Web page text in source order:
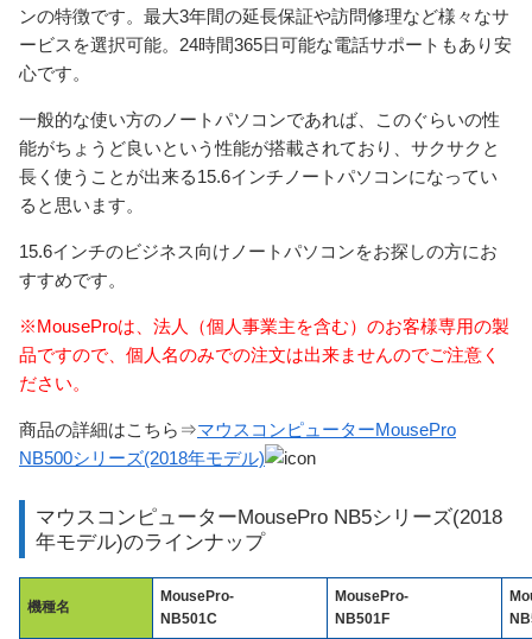
ンの特徴です。最大3年間の延長保証や訪問修理など様々なサ
ービスを選択可能。24時間365日可能な電話サポートもあり安
心です。
一般的な使い方のノートパソコンであれば、このぐらいの性
能がちょうど良いという性能が搭載されており、サクサクと
長く使うことが出来る15.6インチノートパソコンになってい
ると思います。
15.6インチのビジネス向けノートパソコンをお探しの方にお
すすめです。
※MouseProは、法人（個人事業主を含む）のお客様専用の製
品ですので、個人名のみでの注文は出来ませんのでご注意く
ださい。
商品の詳細はこちら⇒マウスコンピューターMousePro
NB500シリーズ(2018年モデル)
マウスコンピューターMousePro NB5シリーズ(2018
年モデル)のラインナップ
機種名
MousePro-
NB501C
MousePro-
NB501F